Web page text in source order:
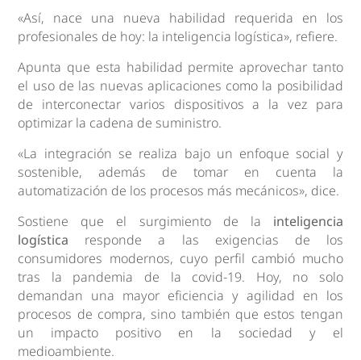
«Así, nace una nueva habilidad requerida en los
profesionales de hoy: la inteligencia logística», refiere.
Apunta que esta habilidad permite aprovechar tanto
el uso de las nuevas aplicaciones como la posibilidad
de interconectar varios dispositivos a la vez para
optimizar la cadena de suministro.
«La integración se realiza bajo un enfoque social y
sostenible, además de tomar en cuenta la
automatización de los procesos más mecánicos», dice.
Sostiene que el surgimiento de la inteligencia
logística responde a las exigencias de los
consumidores modernos, cuyo perfil cambió mucho
tras la pandemia de la covid-19. Hoy, no solo
demandan una mayor eficiencia y agilidad en los
procesos de compra, sino también que estos tengan
un impacto positivo en la sociedad y el
medioambiente.